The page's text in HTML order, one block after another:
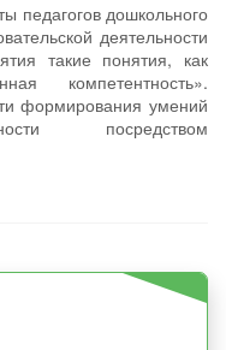
педагогов дошкольного
деятельности
такие понятия, как
компетентность».
формирования умений
посредством